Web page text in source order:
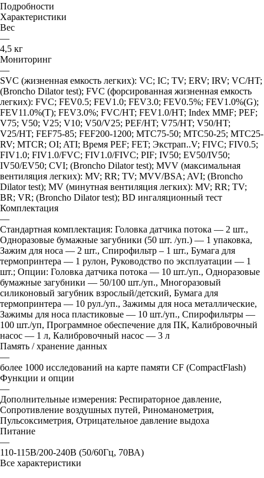
Подробности
Характеристики
Вес
—
4,5 кг
Мониторинг
—
SVC (жизненная емкость легких): VC; IC; TV; ERV; IRV; VC/HT;
(Broncho Dilator test); FVC (форсированная жизненная емкость
легких): FVC; FEV0.5; FEV1.0; FEV3.0; FEV0.5%; FEV1.0%(G);
FEV11.0%(T); FEV3.0%; FVC/HT; FЕV1.0/HT; Index MMF; PEF;
V75; V50; V25; V10; V50/V25; PEF/HT; V75/HT; V50/HT;
V25/HT; FEF75-85; FEF200-1200; МТС75-50; МТС50-25; МТС25-
RV; MTCR; OI; ATI; Время PEF; FET; Экстрап..V; FIVC; FIV0.5;
FIV1.0; FIV1.0/FVC; FIV1.0/FIVС; PIF; IV50; EV50/IV50;
IV50/EV50; CVI; (Broncho Dilator test); MVV (максимальная
вентиляция легких): MV; RR; TV; MVV/BSA; AVI; (Broncho
Dilator test); MV (минутная вентиляция легких): MV; RR; TV;
BR; VR; (Broncho Dilator test); BD ингаляционный тест
Комплектация
—
Стандартная комплектация: Головка датчика потока — 2 шт.,
Одноразовые бумажные загубники (50 шт. /уп.) — 1 упаковка,
Зажим для носа — 2 шт., Спирофильтр – 1 шт., Бумага для
термопринтера — 1 рулон, Руководство по эксплуатации — 1
шт.; Опции: Головка датчика потока — 10 шт./уп., Одноразовые
бумажные загубники — 50/100 шт./уп., Многоразовый
силиконовый загубник взрослый/детский, Бумага для
термопринтера — 10 рул./уп., Зажимы для носа металлические,
Зажимы для носа пластиковые — 10 шт./уп., Спирофильтры —
100 шт./уп, Программное обеспечение для ПК, Калибровочный
насос — 1 л, Калибровочный насос — 3 л
Память / хранение данных
—
более 1000 исследований на карте памяти CF (CompactFlash)
Функции и опции
—
Дополнительные измерения: Респираторное давление,
Сопротивление воздушных путей, Риноманометрия,
Пульсоксиметрия, Отрицательное давление выдоха
Питание
—
110-115В/200-240В (50/60Гц, 70ВА)
Все характеристики